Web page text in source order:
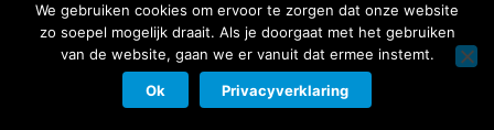
We gebruiken cookies om ervoor te zorgen dat onze website
zo soepel mogelijk draait. Als je doorgaat met het gebruiken
van de website, gaan we er vanuit dat ermee instemt.
Ok Privacyverklaring